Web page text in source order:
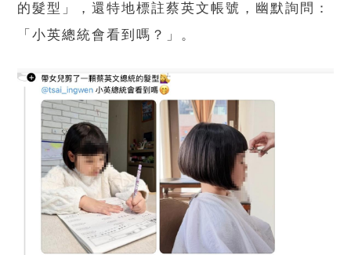
的髮型」，還特地標註蔡英文帳號，幽默詢問：
「小英總統會看到嗎？」。